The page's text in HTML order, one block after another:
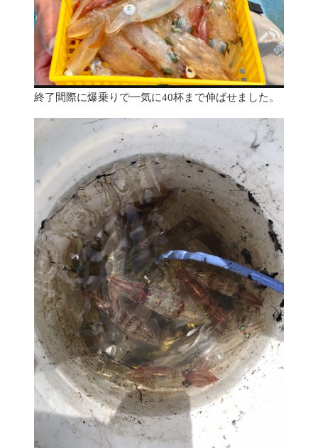
終了間際に爆乗りで一気に40杯まで伸ばせました。